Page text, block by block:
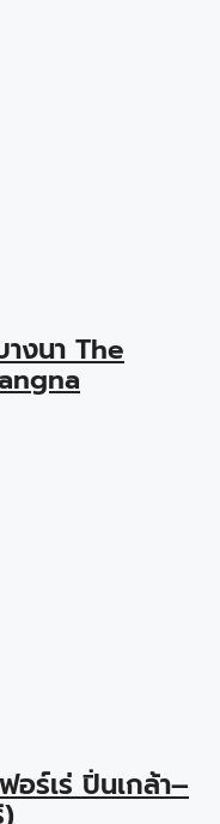
งนา The
ร์เร่ ปิ่นเกล้า–